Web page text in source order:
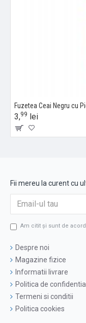
Fuzetea Ceai Negru cu
3,99 lei
Fii mereu la curent cu
Am citit şi sunt de
Despre noi
Magazine fizice
Informatii livrare
Politica de
Termeni si conditii
Politica cookies